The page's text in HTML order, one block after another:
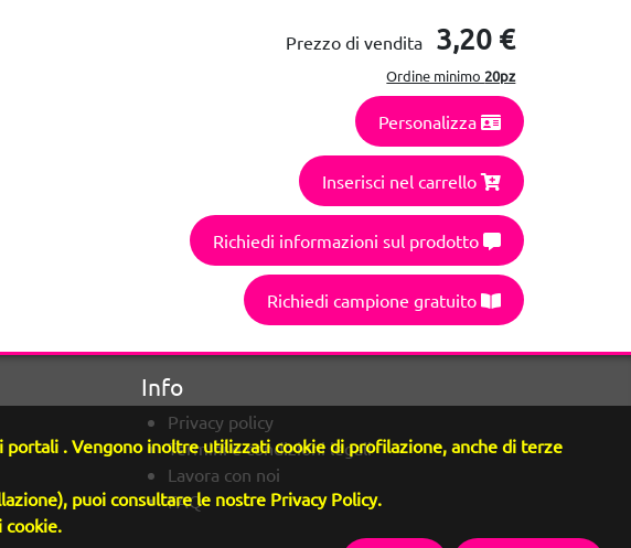
Prezzo di vendita 3,20 €
Ordine minimo20pz
Personalizza
Inserisci nel carrello
Richiedi informazioni sul prodotto
Richiedi campione gratuito
Info
Privacy policy
Termini e condizioni legali
Lavora con noi
FAQ
. Vengono inoltre utilizzati cookie di profilazione, anche di terze
puoi consultare le nostre Privacy Policy.
cookie.